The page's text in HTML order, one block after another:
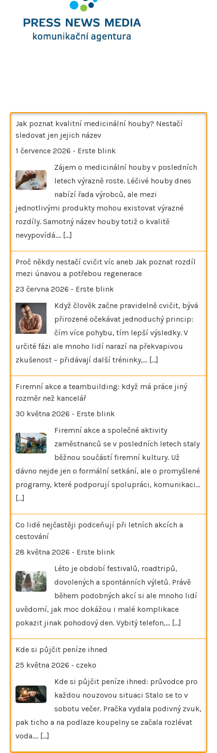
Jak poznat kvalitní medicinální houby? Nestačí
sledovat jen jejich název
1 července 2026 - Erste blink
Zájem o medicinální houby v posledních
letech výrazně roste. Léčivé houby dnes
nabízí řada výrobců, ale mezi
jednotlivými produkty mohou existovat výrazné
rozdíly. Samotný název houby totiž o kvalitě
nevypovídá.… [...]
Proč někdy nestačí cvičit víc aneb Jak poznat rozdíl
mezi únavou a potřebou regenerace
23 června 2026 - Erste blink
Když člověk začne pravidelně cvičit, bývá
přirozené očekávat jednoduchý princip:
čím více pohybu, tím lepší výsledky. V
určité fázi ale mnoho lidí narazí na překvapivou
zkušenost – přidávají další tréninky,… [...]
Firemní akce a teambuilding: když má práce jiný
rozměr než kancelář
30 května 2026 - Erste blink
Firemní akce a společné aktivity
zaměstnanců se v posledních letech staly
běžnou součástí firemní kultury. Už
dávno nejde jen o formální setkání, ale o promyšlené
programy, které podporují spolupráci, komunikaci…
[...]
Co lidé nejčastěji podceňují při letních akcích a
cestování
28 května 2026 - Erste blink
Léto je období festivalů, roadtripů,
dovolených a spontánních výletů. Právě
během podobných akcí si ale mnoho lidí
uvědomí, jak moc dokážou i malé komplikace
pokazit jinak pohodový den. Vybitý telefon,… [...]
Kde si půjčit peníze ihned
25 května 2026 - czeko
Kde si půjčit peníze ihned: průvodce pro
každou nouzovou situaci Stalo se to v
sobotu večer. Pračka vydala podivný zvuk,
pak ticho a na podlaze koupelny se začala rozlévat
voda.… [...]